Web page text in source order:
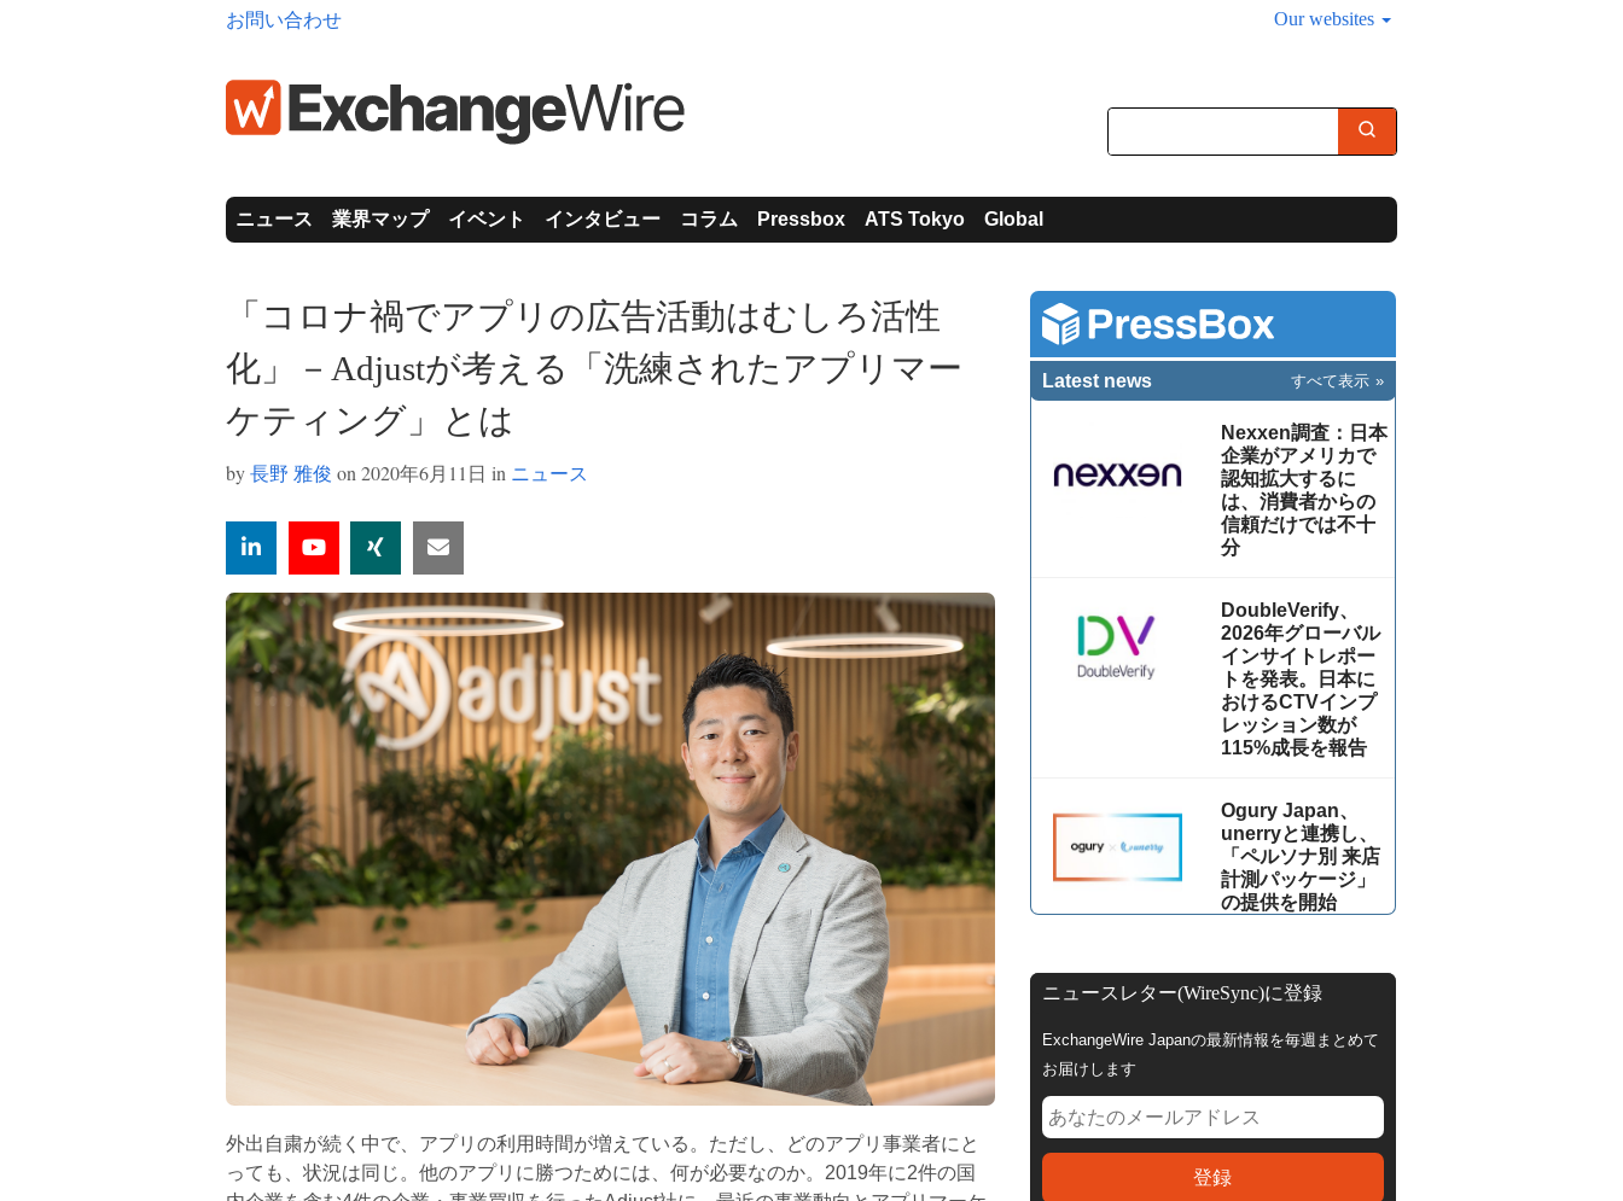
お問い合わせ Our websites
ニュース 業界マップ イベント インタビュー コラム Pressbox ATS Tokyo Global
「コロナ禍でアプリの広告活動はむしろ活性
化」－Adjustが考える「洗練されたアプリマー
ケティング」とは
by長野 雅俊 on 2020年6月11日 in ニュース
外出自粛が続く中で、アプリの利用時間が増えている。ただし、どのアプリ事業者にと
っても、状況は同じ。他のアプリに勝つためには、何が必要なのか。2019年に2件の国
Latest news すべて表示
Nexxen調査：日本
企業がアメリカで
認知拡大するに
は、消費者からの
信頼だけでは不十
分
DoubleVerify、
2026年グローバル
インサイトレポー
トを発表。日本に
おけるCTVインプ
レッション数が
115%成⻑を報告
Ogury Japan、
unerryと連携し、
「ペルソナ別 来店
計測パッケージ」
の提供を開始
ニュースレター(WireSync)に登録
ExchangeWire Japanの最新情報を毎週まとめて
お届けします